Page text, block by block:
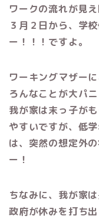
ワークの流れが見え
３月２日から、学
ー！！！ですよ。
ワーキングマザー
ろんなことが大パ
我が家は末っ子が
やすいですが、低
は、突然の想定外
ー！
ちなみに、 我が家
政府が休みを打ち